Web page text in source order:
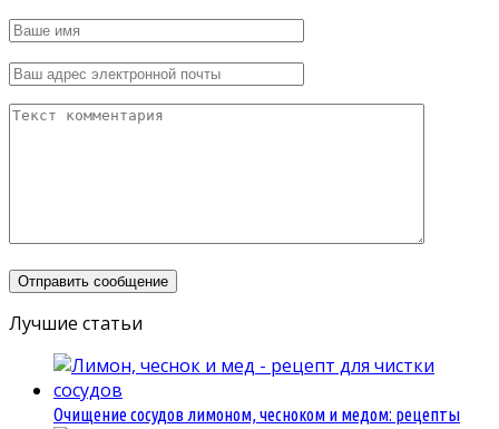
Лучшие статьи
Очищение сосудов лимоном, чесноком и медом: рецепты